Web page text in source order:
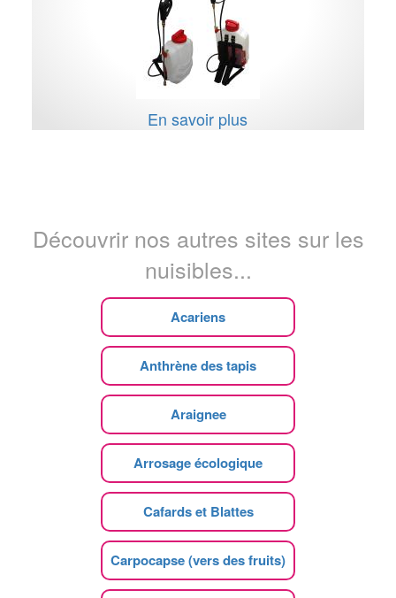
En savoir plus
Découvrir nos autres sites sur les
nuisibles...
Acariens
Anthrène des tapis
Araignee
Arrosage écologique
Cafards et Blattes
Carpocapse (vers des fruits)